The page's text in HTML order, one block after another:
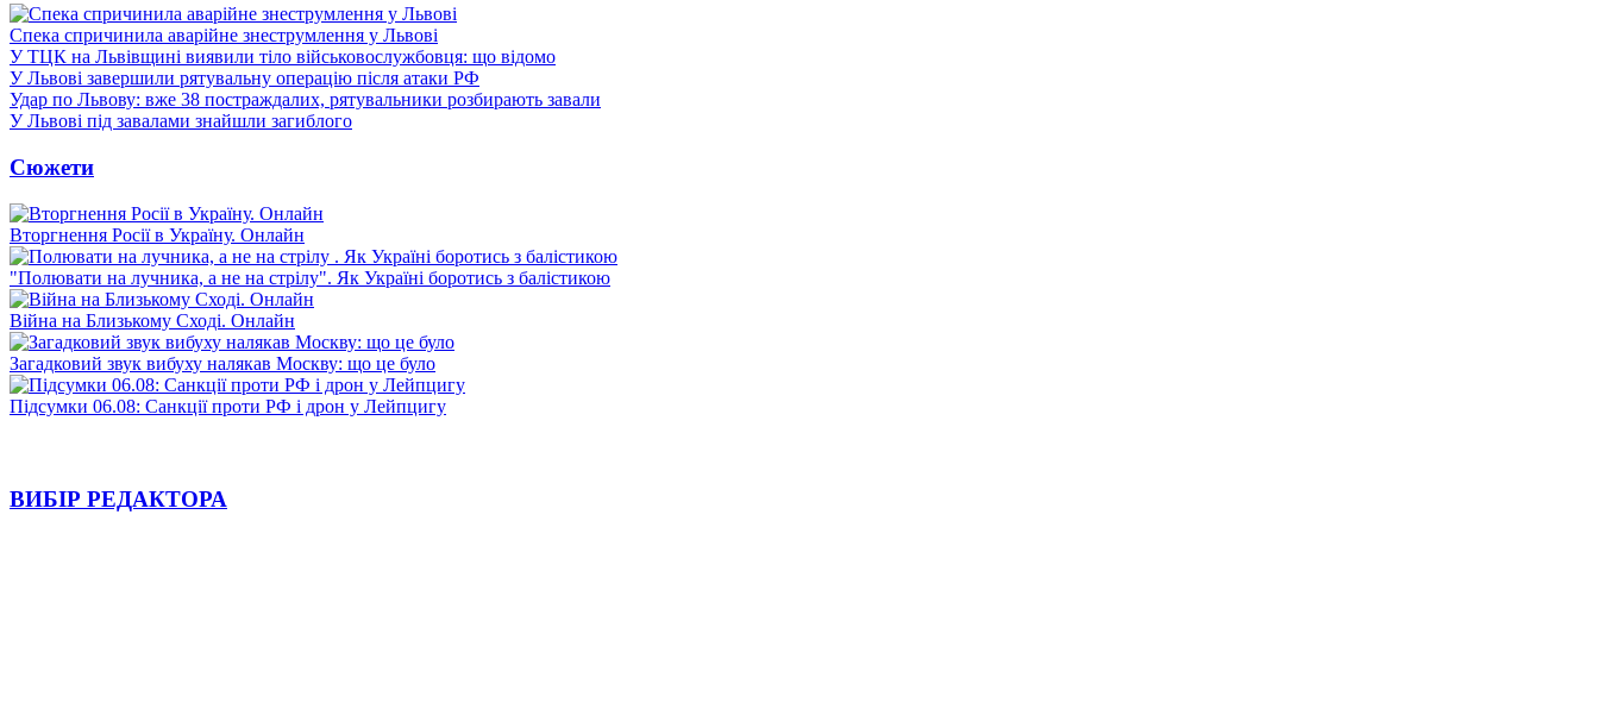
Спека спричинила аварійне знеструмлення у Львові
У ТЦК на Львівщині виявили тіло військовослужбовця: що відомо
У Львові завершили рятувальну операцію після атаки РФ
Удар по Львову: вже 38 постраждалих, рятувальники розбирають завали
У Львові під завалами знайшли загиблого
Сюжети
Вторгнення Росії в Україну. Онлайн
"Полювати на лучника, а не на стрілу". Як Україні боротись з балістикою
Війна на Близькому Сході. Онлайн
Загадковий звук вибуху налякав Москву: що це було
Підсумки 06.08: Санкції проти РФ і дрон у Лейпцигу
ВИБІР РЕДАКТОРА